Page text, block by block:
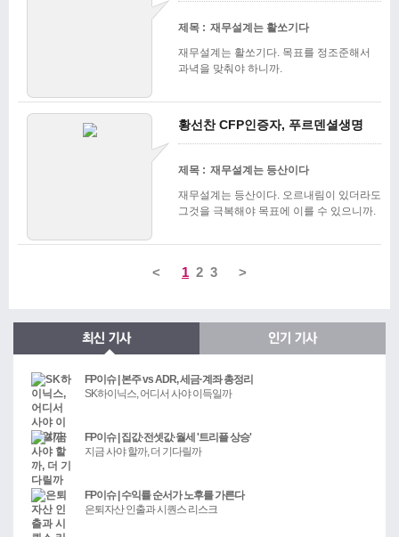
제목 : 재무설계는 활쏘기다
재무설계는 활쏘기다. 목표를 정조준해서
과녁을 맞춰야 하니까.
황선찬 CFP인증자, 푸르덴셜생명
제목 : 재무설계는 등산이다
재무설계는 등산이다. 오르내림이 있더라도
그것을 극복해야 목표에 이를 수 있으니까.
< 1 2 3 >
FP이슈 | 본주 vs ADR, 세금·계좌 총정리
SK하이닉스, 어디서 사야 이득일까
FP이슈 | 집값·전셋값·월세 '트리플 상승'
지금 사야 할까, 더 기다릴까
FP이슈 | 수익률 순서가 노후를 가른다
은퇴자산 인출과 시퀀스 리스크